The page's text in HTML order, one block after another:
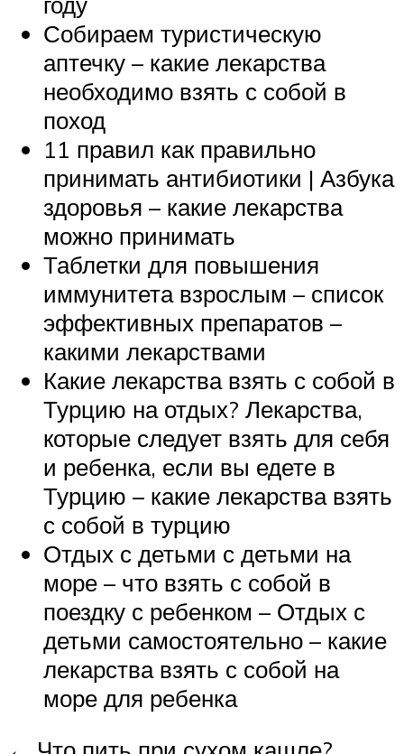
Собираем туристическую
аптечку – какие лекарства
необходимо взять с собой в
поход
11 правил как правильно
принимать антибиотики | Азбука
здоровья – какие лекарства
можно принимать
Таблетки для повышения
иммунитета взрослым – список
эффективных препаратов –
какими лекарствами
Какие лекарства взять с собой в
Турцию на отдых? Лекарства,
которые следует взять для себя
и ребенка, если вы едете в
Турцию – какие лекарства взять
с собой в турцию
Отдых с детьми с детьми на
море – что взять с собой в
поездку с ребенком – Отдых с
детьми самостоятельно – какие
лекарства взять с собой на
море для ребенка